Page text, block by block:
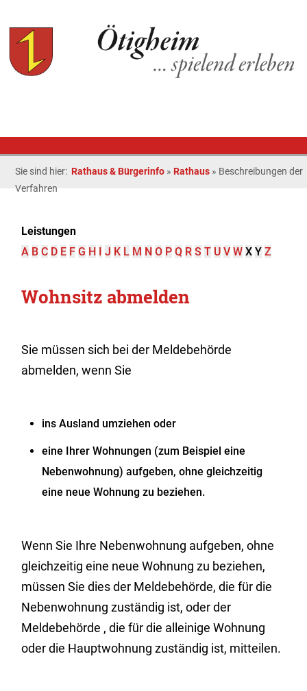
Sie sind hier: Rathaus & Bürgerinfo » Rathaus » Beschreibungen der
Verfahren
Leistungen
A B C D E F G H I J K L M N O P Q R S T U V W X Y Z
Wohnsitz abmelden
Sie müssen sich bei der Meldebehörde
abmelden, wenn Sie
ins Ausland umziehen oder
eine Ihrer Wohnungen (zum Beispiel eine
Nebenwohnung) aufgeben, ohne gleichzeitig
eine neue Wohnung zu beziehen.
Wenn Sie Ihre Nebenwohnung aufgeben, ohne
gleichzeitig eine neue Wohnung zu beziehen,
müssen Sie dies der Meldebehörde, die für die
Nebenwohnung zuständig ist, oder der
Meldebehörde , die für die alleinige Wohnung
oder die Hauptwohnung zuständig ist, mitteilen.